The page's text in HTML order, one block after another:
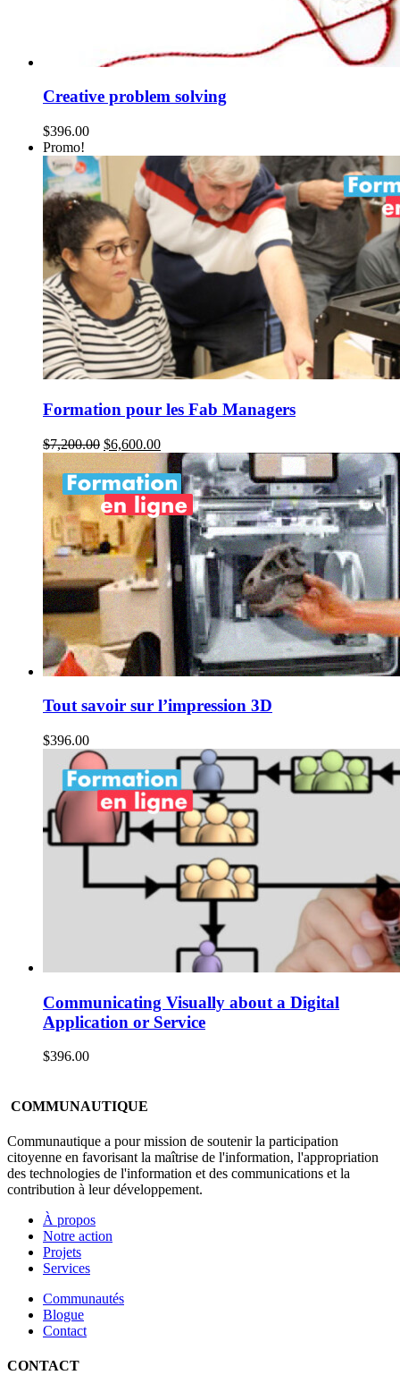
Creative problem solving
$396.00
Promo!
Formation pour les Fab Managers
$7,200.00 Le
prix
initial
était :
$7,200.00.
$6,600.00Le
prix
actuel
est :
$6,600.00.
Tout savoir sur l’impression 3D
$396.00
Communicating Visually about a Digital
Application or Service
$396.00
COMMUNAUTIQUE
Communautique a pour mission de soutenir la participation
citoyenne en favorisant la maîtrise de l'information, l'appropriation
des technologies de l'information et des communications et la
contribution à leur développement.
À propos
Notre action
Projets
Services
Communautés
Blogue
Contact
CONTACT